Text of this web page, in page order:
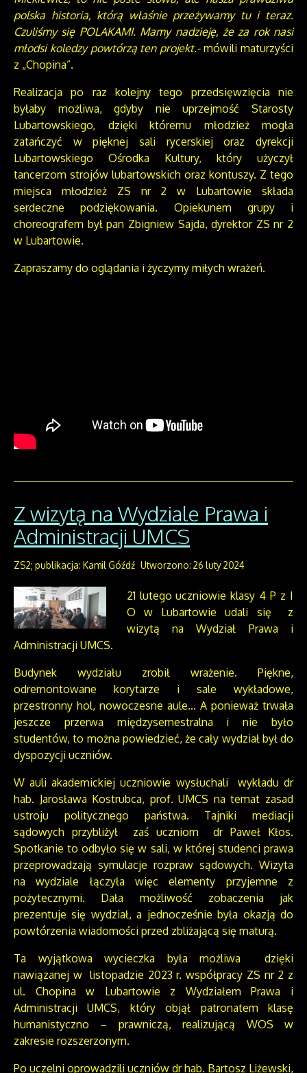
polska historia, którą właśnie przeżywamy tu i teraz.
Czuliśmy się POLAKAMI. Mamy nadzieję, że za rok nasi
młodsi koledzy powtórzą ten projekt.-mówili maturzyści
z „Chopina”.
Realizacja po raz kolejny tego przedsięwzięcia nie
byłaby możliwa, gdyby nie uprzejmość Starosty
Lubartowskiego, dzięki któremu młodzież mogła
zatańczyć w pięknej sali rycerskiej oraz dyrekcji
Lubartowskiego Ośrodka Kultury, który użyczył
tancerzom strojów lubartowskich oraz kontuszy. Z tego
miejsca młodzież ZS nr 2 w Lubartowie składa
serdeczne podziękowania. Opiekunem grupy i
choreografem był pan Zbigniew Sajda, dyrektor ZS nr 2
w Lubartowie.
Zapraszamy do oglądania i życzymy miłych wrażeń.
Z wizytą na Wydziale Prawa i
Administracji UMCS
ZS2; publikacja: Kamil Góźdź Utworzono: 26 luty 2024
21 lutego uczniowie klasy 4 P z I
O w Lubartowie udali się z
wizytą na Wydział Prawa i
Administracji UMCS.
Budynek wydziału zrobił wrażenie. Piękne,
odremontowane korytarze i sale wykładowe,
przestronny hol, nowoczesne aule… A ponieważ trwała
jeszcze przerwa międzysemestralna i nie było
studentów, to można powiedzieć, że cały wydział był do
dyspozycji uczniów.
W auli akademickiej uczniowie wysłuchali wykładu dr
hab. Jarosława Kostrubca, prof. UMCS na temat zasad
ustroju politycznego państwa. Tajniki mediacji
sądowych przybliżył zaś uczniom dr Paweł Kłos.
Spotkanie to odbyło się w sali, w której studenci prawa
przeprowadzają symulacje rozpraw sądowych. Wizyta
na wydziale łączyła więc elementy przyjemne z
pożytecznymi. Dała możliwość zobaczenia jak
prezentuje się wydział, a jednocześnie była okazją do
powtórzenia wiadomości przed zbliżającą się maturą.
Ta wyjątkowa wycieczka była możliwa dzięki
nawiązanej w listopadzie 2023 r. współpracy ZS nr 2 z
ul. Chopina w Lubartowie z Wydziałem Prawa i
Administracji UMCS, który objął patronatem klasę
humanistyczno – prawniczą, realizującą WOS w
zakresie rozszerzonym.
Po uczelni oprowadzili uczniów dr hab. Bartosz Liżewski,